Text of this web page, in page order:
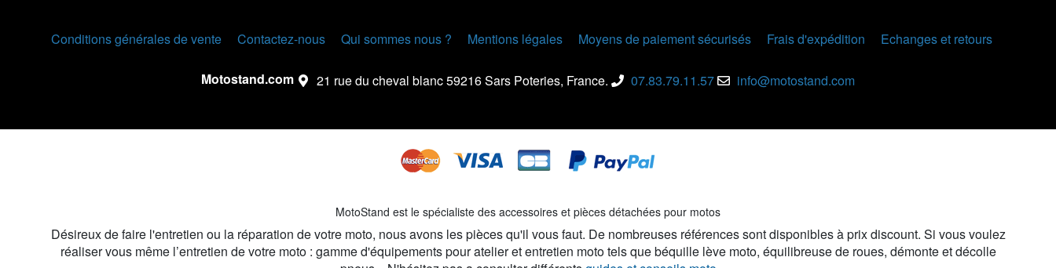
Conditions générales de vente Contactez-nous Qui sommes nous ? Mentions légales Moyens de paiement sécurisés Frais d'expédition Echanges et retours
Motostand.com 21 rue du cheval blanc 59216 Sars Poteries, France. 07.83.79.11.57 info@motostand.com
MotoStand est le spécialiste des accessoires et pièces détachées pour motos
Désireux de faire l'entretien ou la réparation de votre moto, nous avons les pièces qu'il vous faut. De nombreuses références sont disponibles à prix discount. Si vous voulez
réaliser vous même l’entretien de votre moto : gamme d'équipements pour atelier et entretien moto tels que béquille lève moto, équilibreuse de roues, démonte et décolle